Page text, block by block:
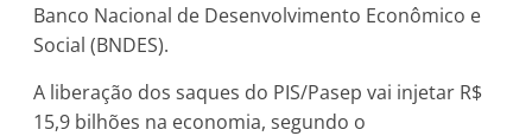
Banco Nacional de Desenvolvimento Econômico e
Social (BNDES).
A liberação dos saques do PIS/Pasep vai injetar R$
15,9 bilhões na economia, segundo o